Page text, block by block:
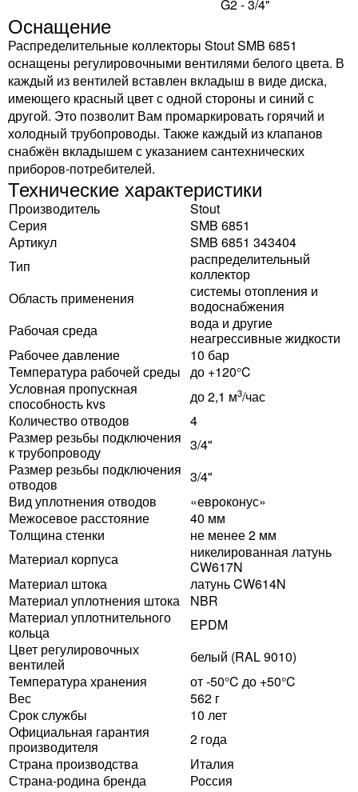
G2 - 3/4"
Оснащение
Распределительные коллекторы Stout SMB 6851
оснащены регулировочными вентилями белого цвета. В
каждый из вентилей вставлен вкладыш в виде диска,
имеющего красный цвет с одной стороны и синий с
другой. Это позволит Вам промаркировать горячий и
холодный трубопроводы. Также каждый из клапанов
снабжён вкладышем с указанием сантехнических
приборов-потребителей.
Технические характеристики
Производитель
Stout
Серия
SMB 6851
Артикул
SMB 6851 343404
Тип
распределительный
коллектор
Область применения
системы отопления и
водоснабжения
Рабочая среда
вода и другие
неагрессивные жидкости
Рабочее давление
10 бар
Температура рабочей среды до +120°C
Условная пропускная
способность kvs
до 2,1 м3/час
Количество отводов
4
Размер резьбы подключения
к трубопроводу
3/4"
Размер резьбы подключения
отводов
3/4"
Вид уплотнения отводов
«евроконус»
Межосевое расстояние
40 мм
Толщина стенки
не менее 2 мм
Материал корпуса
никелированная латунь
CW617N
Материал штока
латунь CW614N
Материал уплотнения штока
NBR
Материал уплотнительного
кольца
EPDM
Цвет регулировочных
вентилей
белый (RAL 9010)
Температура хранения
от -50°C до +50°C
Вес
562 г
Срок службы
10 лет
Официальная гарантия
производителя
2 года
Страна производства
Италия
Страна-родина бренда
Россия